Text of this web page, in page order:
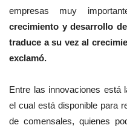
empresas muy
crecimiento y desarrollo
traduce a su vez al
exclamó.
Entre las innovaciones está
el cual está disponible para
de comensales, quienes